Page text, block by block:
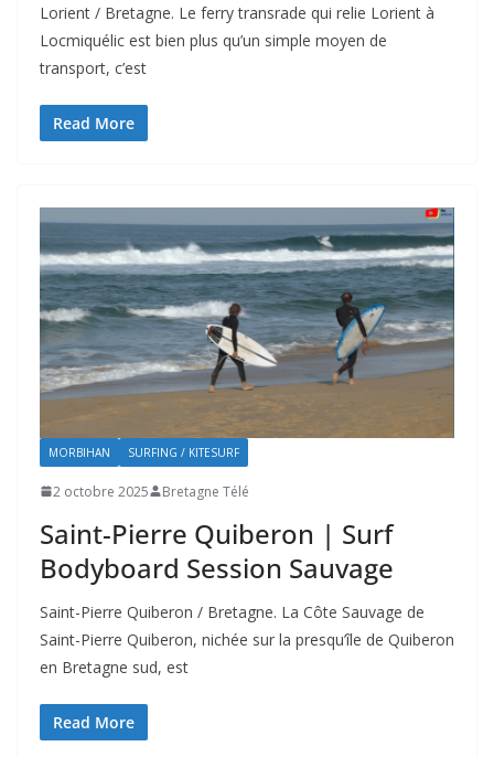
Lorient / Bretagne. Le ferry transrade qui relie Lorient à
Locmiquélic est bien plus qu’un simple moyen de
transport, c’est
Read More
MORBIHAN SURFING / KITESURF
2 octobre 2025 Bretagne Télé
Saint-Pierre Quiberon | Surf
Bodyboard Session Sauvage
Saint-Pierre Quiberon / Bretagne. La Côte Sauvage de
Saint-Pierre Quiberon, nichée sur la presqu’île de Quiberon
en Bretagne sud, est
Read More